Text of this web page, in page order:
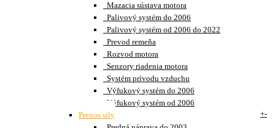
Mazacia sústava motora
Palivový systém do 2006
Palivový systém od 2006 do 2022
Prevod remeňa
Rozvod motora
Senzory riadenia motora
Systém prívodu vzduchu
Výfukový systém do 2006
Výfukový systém od 2006
Prenos sily
+-